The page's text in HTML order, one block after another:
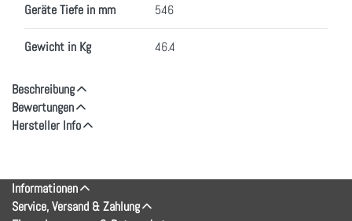
Geräte Tiefe in mm 546
Gewicht in Kg 46.4
Beschreibung
Bewertungen
Hersteller Info
Informationen
Service, Versand & Zahlung